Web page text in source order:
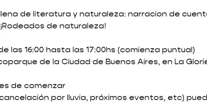
de literatura y naturaleza: narracion de
de naturaleza!
las 16:00 hasta las 17:00hs (comienza puntual)
de la Ciudad de Buenos Aires, en La
de comenzar
por lluvia, próximos eventos, etc)